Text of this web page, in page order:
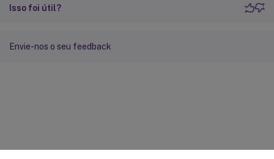
Isso foi útil?
Envie-nos o seu feedback